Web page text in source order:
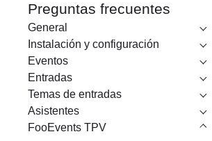
c
a
r
e
n
Preguntas frecuentes
General
Instalación y configuración
Eventos
Entradas
Temas de entradas
Asistentes
FooEvents TPV